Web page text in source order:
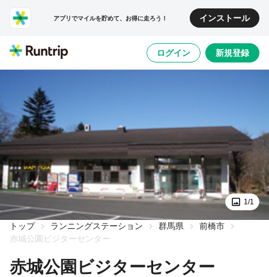
アプリでマイルを貯めて、お得に走ろう！ インストール
ログイン 新規登録
1/1
トップ ランニングステーション 群馬県
前橋市
赤城公園ビジターセンター
赤城公園ビジターセンター